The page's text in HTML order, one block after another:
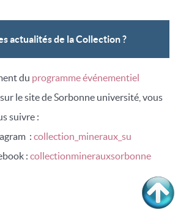
actualités de la Collection ?
du programme événementiel
le site de Sorbonne université, vous
suivre :
: collection_mineraux_su
: collectionminerauxsorbonne